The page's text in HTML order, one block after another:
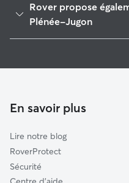
Lamballe
Plouguenast-Langast
Ploufragan
Pléneuf-Val-André
Plancoët
Saint-Brieuc
Rover propose
Plénée-Jugon
Garderie pour chien à
En savoir plus
Lire notre blog
RoverProtect
Sécurité